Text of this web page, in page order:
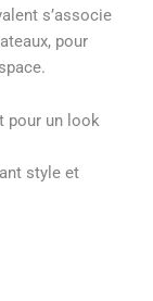
s’associe
pour
pour un look
style et